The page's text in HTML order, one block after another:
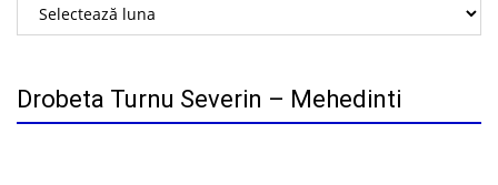
Drobeta Turnu Severin – Mehedinti